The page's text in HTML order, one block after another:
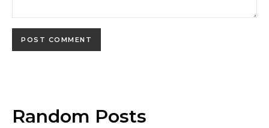
Random Posts